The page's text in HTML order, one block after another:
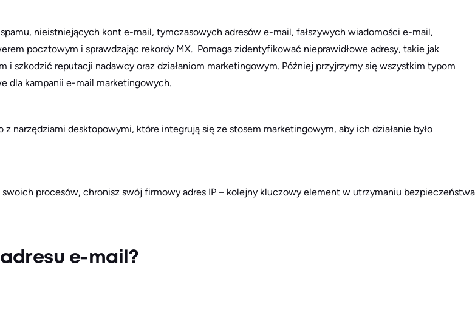
nieistniejących kont e-mail, tymczasowych adresów e-mail, fałszywych wiadomości e-mail,
pocztowym i sprawdzając rekordy MX. Pomaga zidentyfikować nieprawidłowe adresy, takie jak
i szkodzić reputacji nadawcy oraz działaniom marketingowym. Później przyjrzymy się wszystkim typom
dla kampanii e-mail marketingowych.
narzędziami desktopowymi, które integrują się ze stosem marketingowym, aby ich działanie było
procesów, chronisz swój firmowy adres IP – kolejny kluczowy element w utrzymaniu bezpieczeństwa
e-mail?